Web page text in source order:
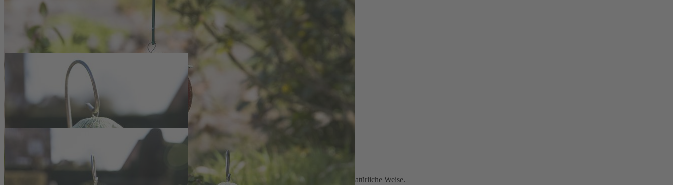
Zum Anfang der Bildergalerie springen
Artikelnr.
Insektenhaus Erdbeere aus Keramik
Voraussichtlich lieferbar ab Mitte August
Zur Wunschliste hinzufügen
Artikel vorbestellbar
Insektenhaus Erdbeere bietet Ohrwürmern ein frostfestes Unikat als Versteck und schützt so Ihre Pflanzen auf natürliche Weise.